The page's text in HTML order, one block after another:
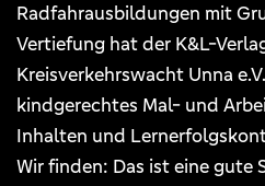
Radfahrausbildungen mit
Vertiefung hat der K&L-
Kreisverkehrswacht Unna
kindgerechtes Mal- und
Inhalten und
Wir finden: Das ist eine gute